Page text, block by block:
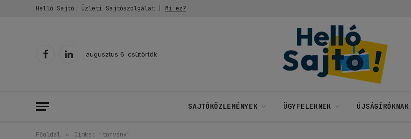
Helló Sajtó! Üzleti Sajtószolgálat | Mi ez?
FacebookLinkedIn
augusztus 6. csütörtök
SAJTÓKÖZLEMÉNYEK ÜGYFELEKNEK ÚJSÁGÍRÓKNAK
Főoldal » Címke: "törvény"